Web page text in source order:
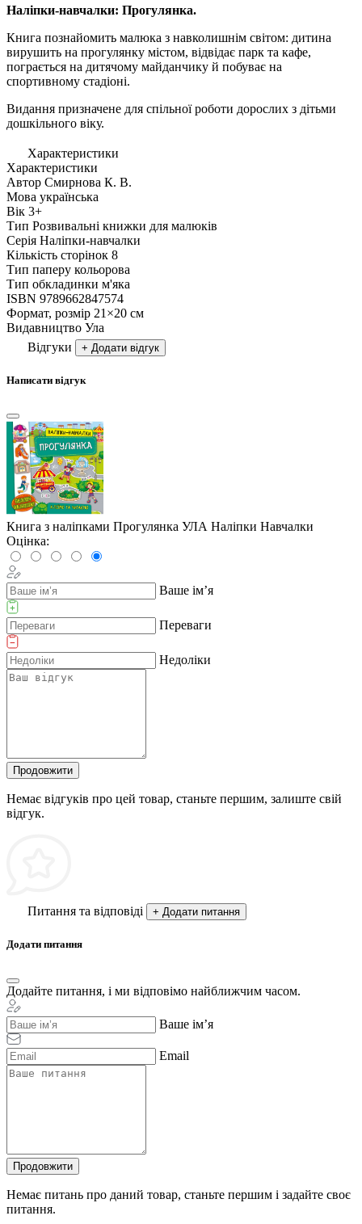
Наліпки-навчалки: Прогулянка.
Книга познайомить малюка з навколишнім світом: дитина
вирушить на прогулянку містом, відвідає парк та кафе,
пограється на дитячому майданчику й побуває на
спортивному стадіоні.
Видання призначене для спільної роботи дорослих з дітьми
дошкільного віку.
Характеристики
Характеристики
Автор Смирнова К. В.
Мова українська
Вік 3+
Тип Розвивальні книжки для малюків
Серія Наліпки-навчалки
Кількість сторінок 8
Тип паперу кольорова
Тип обкладинки м'яка
ISBN 9789662847574
Формат, розмір 21×20 см
Видавництво Ула
Відгуки
+ Додати відгук
Написати відгук
Книга з наліпками Прогулянка УЛА Наліпки Навчалки
Оцінка:
Ваше ім’я
Переваги
Недоліки
Продовжити
Немає відгуків про цей товар, станьте першим, залиште свій
відгук.
Питання та відповіді + Додати питання
Додати питання
Додайте питання, і ми відповімо найближчим часом.
Ваше ім’я
Email
Продовжити
Немає питань про даний товар, станьте першим і задайте своє
питання.